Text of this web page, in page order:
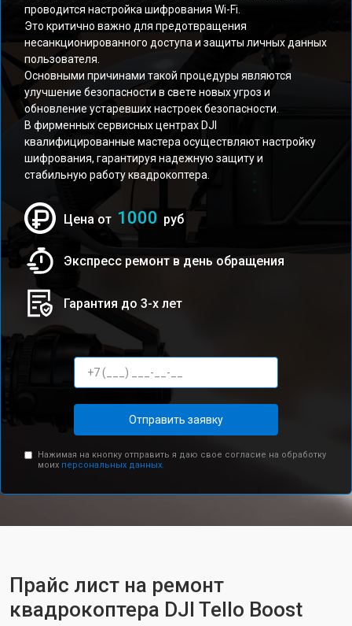
проводится настройка шифрования Wi-Fi.
Это критично важно для предотвращения
несанкционированного доступа и защиты личных данных
пользователя.
Основными причинами такой процедуры являются
улучшение безопасности в свете новых угроз и
обновление устаревших настроек безопасности.
В фирменных сервисных центрах DJI
квалифицированные мастера осуществляют настройку
шифрования, гарантируя надежную защиту и
стабильную работу квадрокоптера.
Цена от 1000 руб
Экспресс ремонт в день обращения
Гарантия до 3-х лет
Отправить заявку
Нажимая на кнопку отправить я даю свое согласие на обработку
моих персональных данных.
Прайс лист на ремонт
квадрокоптера DJI Tello Boost